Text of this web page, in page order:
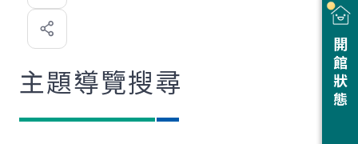
開館狀態
喜
歡
主題導覽搜尋